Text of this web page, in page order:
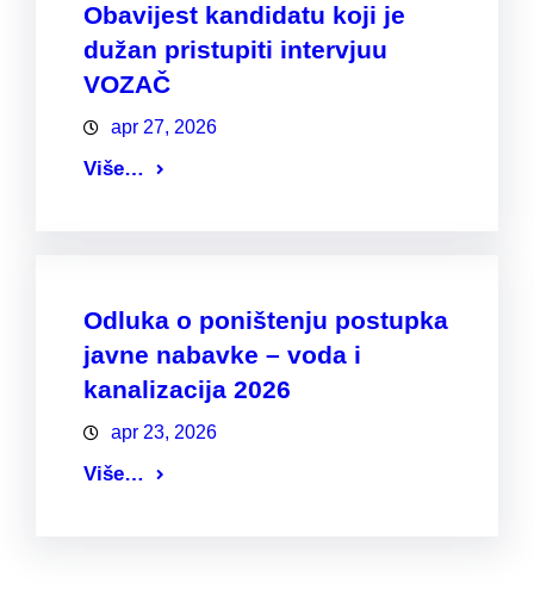
Obavijest kandidatu koji je
dužan pristupiti intervjuu
VOZAČ
apr 27, 2026
Više…
Odluka o poništenju postupka
javne nabavke – voda i
kanalizacija 2026
apr 23, 2026
Više…